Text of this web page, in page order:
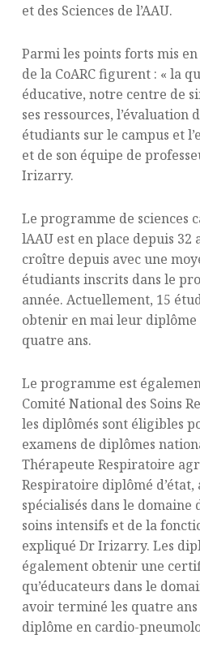
et des Sciences de l’AAU.
Parmi les points forts mis
de la CoARC figurent : « la
éducative, notre centre de
ses ressources, l’évaluation
étudiants sur le campus et
et de son équipe de
Irizarry.
Le programme de sciences
lAAU est en place depuis 32
croître depuis avec une
étudiants inscrits dans le
année. Actuellement, 15
obtenir en mai leur
quatre ans.
Le programme est
Comité National des Soins
les diplômés sont éligibles
examens de diplômes
Thérapeute Respiratoire
Respiratoire diplômé d’état,
spécialisés dans le domaine
soins intensifs et de la
expliqué Dr Irizarry. Les
également obtenir une
qu’éducateurs dans le
avoir terminé les quatre
diplôme en cardio-